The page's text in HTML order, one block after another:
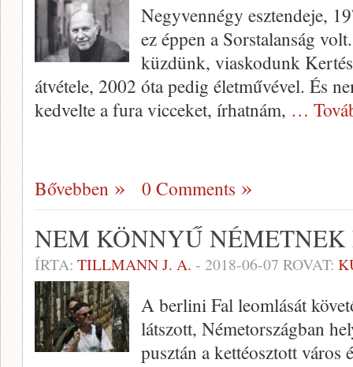
Negyvennégy esztendeje,
ez éppen a Sorstalanság
küzdünk, viaskodunk
átvétele, 2002 óta pedig életművével. És
kedvelte a fura vicceket, írhatnám, …
Bővebben 0 Comments
NEM KÖNNYŰ
ÍRTA: TILLMANN J. A. - 2018-06-07 ROVAT:
A berlini Fal leomlását
látszott, Németországban
pusztán a kettéosztott város